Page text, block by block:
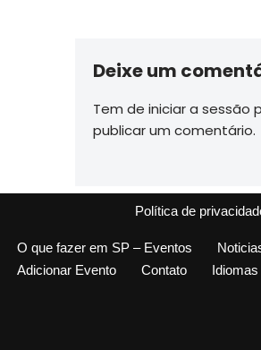
Deixe um
Tem de iniciar a sessão
publicar um comentário.
Política de
O que fazer em SP – Eventos
Adicionar Evento
Contato Idiomas